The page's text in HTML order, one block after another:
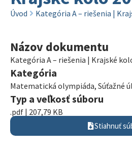
Úvod Kategória A – riešenia |
Názov dokumentu
Kategória A – riešenia | Krajské
Kategória
Matematická olympiáda, Súťažné
Typ a veľkosť súboru
.pdf | 207,79 KB
Stiahnuť